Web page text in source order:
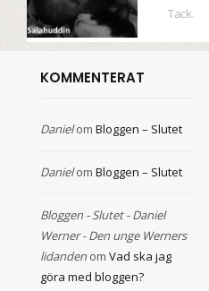
Tack.
KOMMENTERAT
Danielom Bloggen – Slutet
Danielom Bloggen – Slutet
Bloggen - Slutet - Daniel
Werner - Den unge Werners
lidanden om Vad ska jag
göra med bloggen?